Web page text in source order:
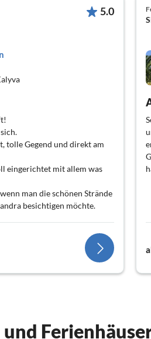
5.0
tolle Gegend und direkt am
eingerichtet mit allem was
man die schönen Strände
besichtigen möchte.
und ihren tierischen
/ vegan) Den Plan, in